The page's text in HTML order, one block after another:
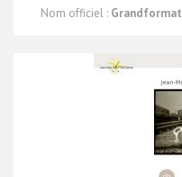
Nom officiel : Grandformat